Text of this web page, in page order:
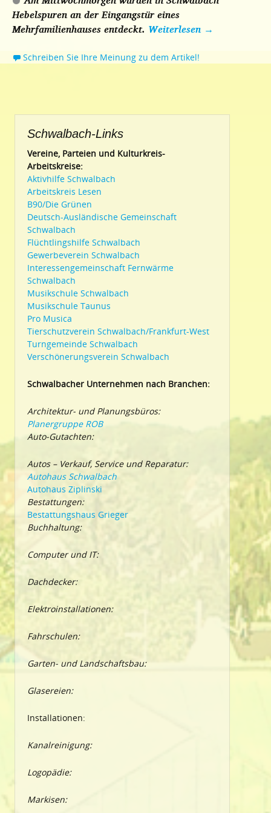
Hebelspuren an der Eingangstür eines
Mehrfamilienhauses entdeckt. Weiterlesen →
Schreiben Sie Ihre Meinung zu dem Artikel!
Schwalbach-Links
Vereine, Parteien und Kulturkreis-
Arbeitskreise:
Aktivhilfe Schwalbach
Arbeitskreis Lesen
B90/Die Grünen
Deutsch-Ausländische Gemeinschaft
Schwalbach
Flüchtlingshilfe Schwalbach
Gewerbeverein Schwalbach
Interessengemeinschaft Fernwärme
Schwalbach
Musikschule Schwalbach
Musikschule Taunus
Pro Musica
Tierschutzverein Schwalbach/Frankfurt-West
Turngemeinde Schwalbach
Verschönerungsverein Schwalbach
Schwalbacher Unternehmen nach Branchen:
Architektur- und Planungsbüros:
Planergruppe ROB
Auto-Gutachten:
Autos – Verkauf, Service und Reparatur:
Autohaus Schwalbach
Autohaus Ziplinski
Bestattungen:
Bestattungshaus Grieger
Buchhaltung:
Computer und IT:
Dachdecker:
Elektroinstallationen:
Fahrschulen:
Garten- und Landschaftsbau:
Glasereien:
Installationen:
Kanalreinigung:
Logopädie:
Markisen: